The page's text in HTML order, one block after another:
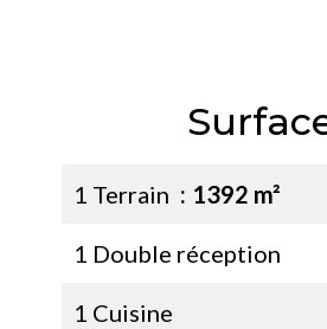
1 Terrain 1392 m²
1 Double réception
1 Cuisine